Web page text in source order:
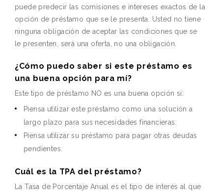
puede predecir las comisiones e intereses exactos de la
opción de préstamo que se le presenta. Usted no tiene
ninguna obligación de aceptar las condiciones que se
le presenten, será una oferta, no una obligación.
¿Cómo puedo saber si este préstamo es
una buena opción para mí?
Este tipo de préstamo NO es una buena opción si:
Piensa utilizar este préstamo como una solución a
largo plazo para sus necesidades financieras.
Piensa utilizar su préstamo para pagar otras deudas
pendientes.
Cuál es la TPA del préstamo?
La Tasa de Porcentaje Anual es el tipo de interés al que